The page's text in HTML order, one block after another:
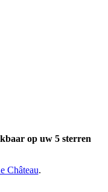
op uw 5 sterren
Château.